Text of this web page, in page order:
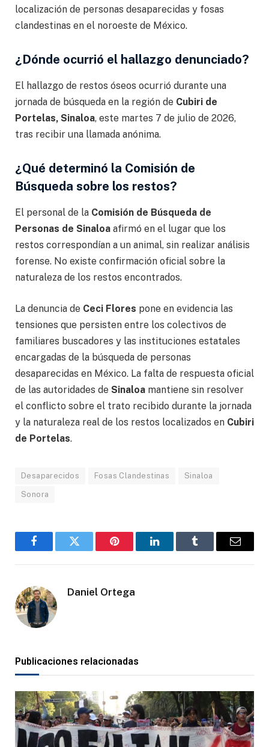
localización de personas desaparecidas y fosas
clandestinas en el noroeste de México.
¿Dónde ocurrió el hallazgo denunciado?
El hallazgo de restos óseos ocurrió durante una
jornada de búsqueda en la región de Cubiri de
Portelas, Sinaloa, este martes 7 de julio de 2026,
tras recibir una llamada anónima.
¿Qué determinó la Comisión de
Búsqueda sobre los restos?
El personal de la Comisión de Búsqueda de
Personas de Sinaloa afirmó en el lugar que los
restos correspondían a un animal, sin realizar análisis
forense. No existe confirmación oficial sobre la
naturaleza de los restos encontrados.
La denuncia de Ceci Flores pone en evidencia las
tensiones que persisten entre los colectivos de
familiares buscadores y las instituciones estatales
encargadas de la búsqueda de personas
desaparecidas en México. La falta de respuesta oficial
de las autoridades de Sinaloa mantiene sin resolver
el conflicto sobre el trato recibido durante la jornada
y la naturaleza real de los restos localizados en Cubiri
de Portelas.
Desaparecidos Fosas Clandestinas Sinaloa
Sonora
FacebookGorjeo Pinterest LinkedInTumblr
Correo
Daniel Ortega
Publicaciones relacionadas